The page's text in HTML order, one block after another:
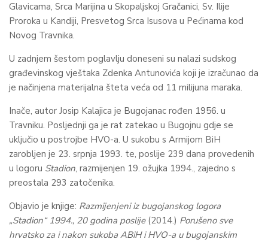
Glavicama, Srca Marijina u Skopaljskoj Gračanici, Sv. Ilije
Proroka u Kandiji, Presvetog Srca Isusova u Pećinama kod
Novog Travnika.
U zadnjem šestom poglavlju doneseni su nalazi sudskog
građevinskog vještaka Zdenka Antunovića koji je izračunao da
je načinjena materijalna šteta veća od 11 milijuna maraka.
Inače, autor Josip Kalajica je Bugojanac rođen 1956. u
Travniku. Posljednji ga je rat zatekao u Bugojnu gdje se
uključio u postrojbe HVO-a. U sukobu s Armijom BiH
zarobljen je 23. srpnja 1993. te, poslije 239 dana provedenih
u logoru Stadion, razmijenjen 19. ožujka 1994., zajedno s
preostala 293 zatočenika.
Objavio je knjige: Razmijenjeni iz bugojanskog logora
„Stadion“ 1994., 20 godina poslije(2014.) Porušeno sve
hrvatsko za i nakon sukoba ABiH i HVO-a u bugojanskim